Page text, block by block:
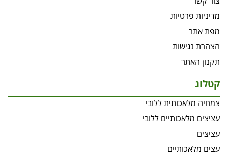
מדיניות פרטיות
מפת אתר
הצהרת נגישות
תקנון האתר
קטלוג
צמחיה מלאכותית ללובי
עציצים מלאכותיים ללובי
עציצים
עצים מלאכותיים